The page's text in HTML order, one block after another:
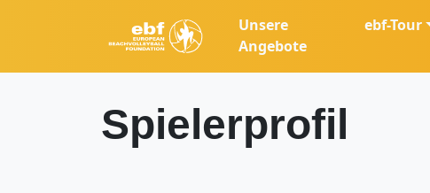
Unsere
Angebote
ebf-Tour
Spielerprofil